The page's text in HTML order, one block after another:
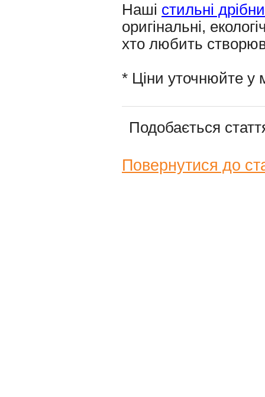
Наші стильні
оригінальні,
хто любить
* Ціни уточнюйте у
Подобається
Повернутися до